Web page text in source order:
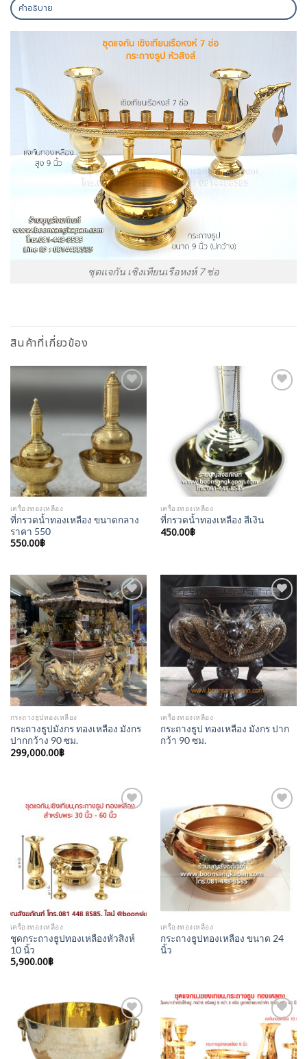
คำอธิบาย
ชุดแจกัน เชิงเทียนเรือหงห์ 7 ช่อ
สินค้าที่เกี่ยวข้อง
Add to
เครื่องทองเหลือง
ที่กรวดน้ำทองเหลือง ขนาดกลาง
ราคา 550
550.00฿
เครื่องทองเหลือง
ที่กรวดน้ำทองเหลือง สีเงิน
450.00฿
Add to
Wishlist
กระถางธูปทองเหลือง
กระถางธูปมังกร ทองเหลือง มังกร
ปากกว้าง 90 ซม.
299,000.00฿
Add to
Wishlist
เครื่องทองเหลือง
กระถางธูป ทองเหลือง มังกร ปาก
กว้า 90 ซม.
Add to
เครื่องทองเหลือง
ชุดกระถางธูปทองเหลืองหัวสิงห์
10 นิ้ว
5,900.00฿
Add to
Wishlist
เครื่องทองเหลือง
กระถางธูปทองเหลือง ขนาด 24
นิ้ว
Add to
Wishlist
Add to
Wishlist